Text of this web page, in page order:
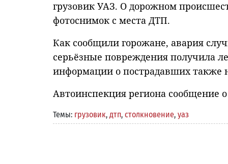
грузовик УАЗ. О дорожном
фотоснимок с места ДТП.
Как сообщили горожане, авария
серьёзные повреждения получила
информации о пострадавших также
Автоинспекция региона сообщение
Темы: грузовик, дтп, столкновение, уаз